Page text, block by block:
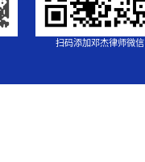
扫码添加邓杰律师微信